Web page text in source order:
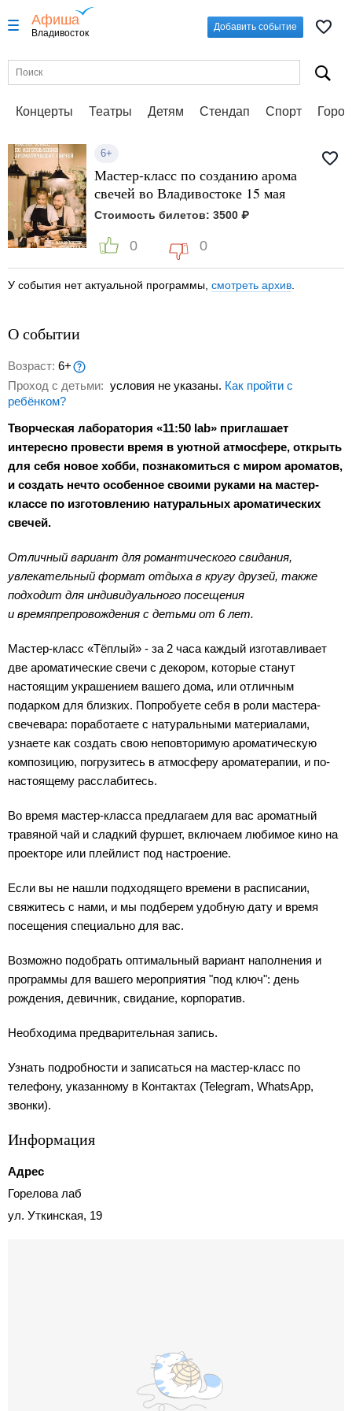
Афиша
Владивосток
Добавить событие
Концерты Театры Детям Стендап Спорт
6+
Мастер-класс по созданию арома
свечей во Владивостоке 15 мая
Стоимость билетов: 3500 ₽
0 0
У события нет актуальной программы, смотреть архив
О событии
Возраст: 6+
Проход с детьми: условия не указаны. Как пройти с
ребёнком?
Творческая лаборатория «11:50 lab» приглашает
интересно провести время в уютной атмосфере, открыть
для себя новое хобби, познакомиться с миром ароматов,
и создать нечто особенное своими руками на мастер-
классе по изготовлению натуральных ароматических
свечей.
Отличный вариант для романтического свидания,
увлекательный формат отдыха в кругу друзей, также
подходит для индивидуального посещения
и времяпрепровождения с детьми от 6 лет.
Мастер-класс «Тёплый» - за 2 часа каждый изготавливает
две ароматические свечи с декором, которые станут
настоящим украшением вашего дома, или отличным
подарком для близких. Попробуете себя в роли мастера-
свечевара: поработаете с натуральными материалами,
узнаете как создать свою неповторимую ароматическую
композицию, погрузитесь в атмосферу ароматерапии, и по-
настоящему расслабитесь.
Во время мастер-класса предлагаем для вас ароматный
травяной чай и сладкий фуршет, включаем любимое кино на
проекторе или плейлист под настроение.
Если вы не нашли подходящего времени в расписании,
свяжитесь с нами, и мы подберем удобную дату и время
посещения специально для вас.
Возможно подобрать оптимальный вариант наполнения и
программы для вашего мероприятия "под ключ": день
рождения, девичник, свидание, корпоратив.
Необходима предварительная запись.
Узнать подробности и записаться на мастер-класс по
телефону, указанному в Контактах (Telegram, WhatsApp,
звонки).
Информация
Адрес
Горелова лаб
ул. Уткинская, 19